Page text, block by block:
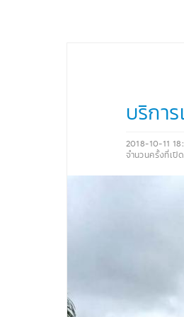
บริกา
2018-10-11
จำนวนครั้งที่เปิ